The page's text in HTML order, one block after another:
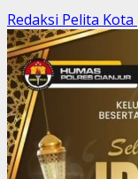
Redaksi Pelita Kota